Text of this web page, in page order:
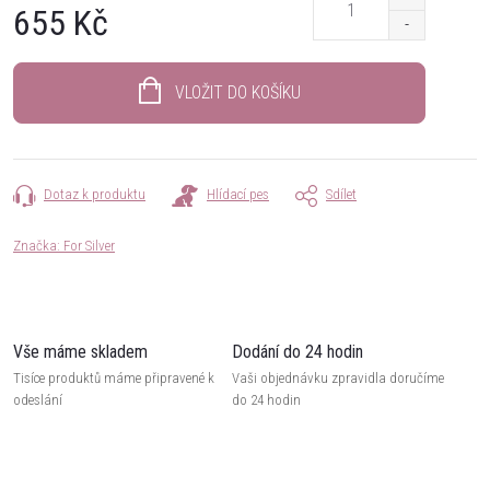
655 Kč
VLOŽIT DO KOŠÍKU
Dotaz k produktu Hlídací pes Sdílet
Značka: For Silver
Vše máme skladem
Tisíce produktů máme připravené k
odeslání
Dodání do 24 hodin
Vaši objednávku zpravidla doručíme
do 24 hodin